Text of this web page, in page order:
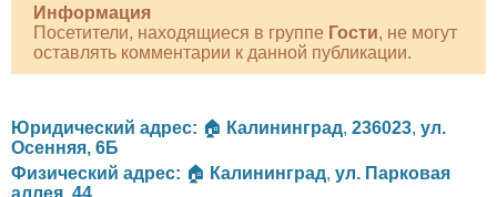
Информация
Посетители, находящиеся в группе Гости, не могут
оставлять комментарии к данной публикации.
Юридический адрес: 🏠 Калининград, 236023, ул.
Осенняя, 6Б
Физический адрес: 🏠 Калининград, ул. Парковая
аллея, 44